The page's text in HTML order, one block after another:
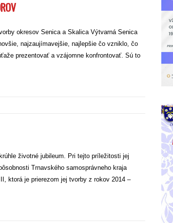
okresov Senica a Skalica Výtvarná Senica
najzaujímavejšie, najlepšie čo vzniklo, čo
prezentovať a vzájomne konfrontovať. Sú to
životné jubileum. Pri tejto príležitosti jej
Trnavského samosprávneho kraja
ktorá je prierezom jej tvorby z rokov 2014 –